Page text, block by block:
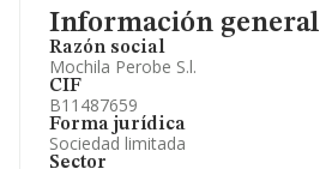
Información general
Razón social
Mochila Perobe S.l.
CIF
B11487659
Forma jurídica
Sociedad limitada
Sector
Información oficial y registral